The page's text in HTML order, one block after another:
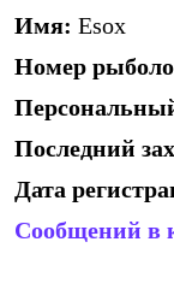
Имя: Esox
Номер
Последний
Дата
Сообщений в